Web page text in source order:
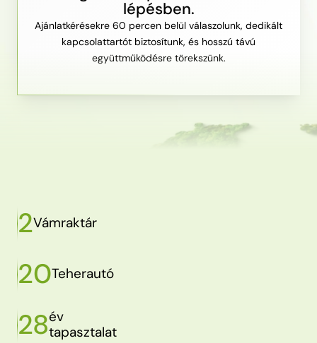
lépésben.
Ajánlatkérésekre 60 percen belül válaszolunk, dedikált
kapcsolattartót biztosítunk, és hosszú távú
együttműködésre törekszünk.
2Vámraktár
20Teherautó
28év
tapasztalat